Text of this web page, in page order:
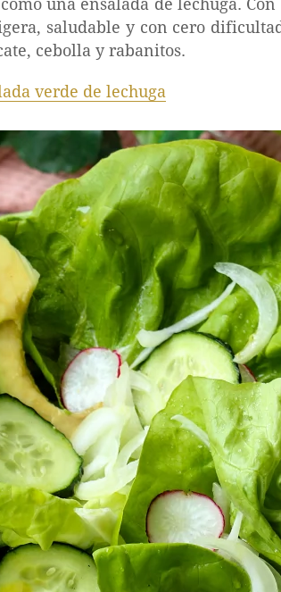
una ensalada de lechuga.
saludable y con cero
cebolla y rabanitos.
verde de lechuga